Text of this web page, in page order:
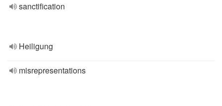
sanctification
Heiligung
misrepresentations